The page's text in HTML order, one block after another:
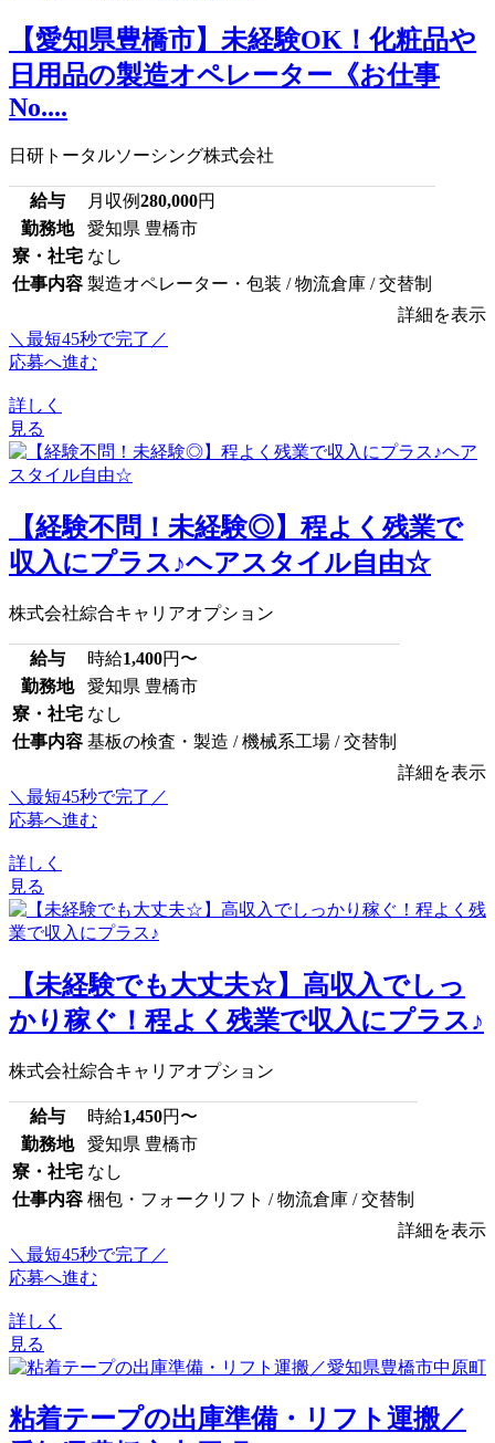
【愛知県豊橋市】未経験OK！化粧品や
日用品の製造オペレーター《お仕事
No....
日研トータルソーシング株式会社
給与 月収例280,000円
勤務地
愛知県 豊橋市
寮・社宅 なし
仕事内容 製造オペレーター・包装 / 物流倉庫 / 交替制
詳細を表示
＼最短45秒で完了／
応募へ進む
詳しく
見る
【経験不問！未経験◎】程よく残業で
収入にプラス♪ヘアスタイル自由☆
株式会社綜合キャリアオプション
給与 時給1,400円〜
勤務地
愛知県 豊橋市
寮・社宅 なし
仕事内容 基板の検査・製造 / 機械系工場 / 交替制
詳細を表示
＼最短45秒で完了／
応募へ進む
詳しく
見る
【未経験でも大丈夫☆】高収入でしっ
かり稼ぐ！程よく残業で収入にプラス♪
株式会社綜合キャリアオプション
給与 時給1,450円〜
勤務地
愛知県 豊橋市
寮・社宅 なし
仕事内容 梱包・フォークリフト / 物流倉庫 / 交替制
詳細を表示
＼最短45秒で完了／
応募へ進む
詳しく
見る
粘着テープの出庫準備・リフト運搬／